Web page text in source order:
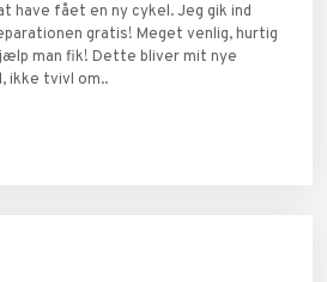
have fået en ny cykel. Jeg gik ind
gratis! Meget venlig, hurtig
man fik! Dette bliver mit nye
ikke tvivl om..